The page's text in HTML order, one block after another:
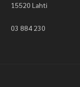
15520 Lahti
03 884 230